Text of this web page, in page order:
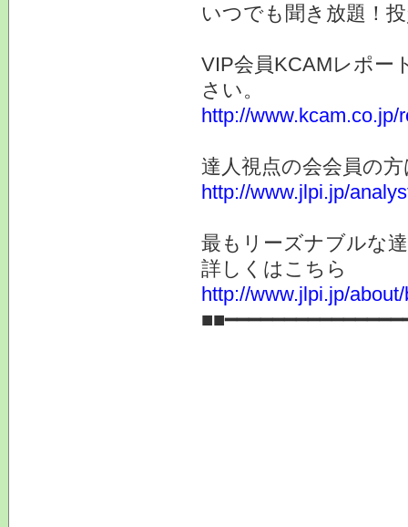
いつでも聞き放題！
VIP会員KCAMレポー
さい。
http://www.kcam.co.jp/
達人視点の会会員の
http://www.jlpi.jp/
最もリーズナブルな
詳しくはこちら
http://www.jlpi.jp/